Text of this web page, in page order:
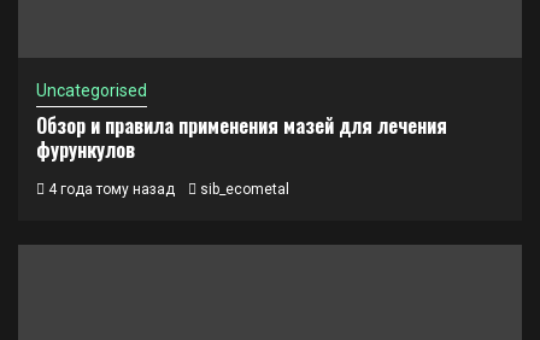
Uncategorised
Обзор и правила применения мазей для лечения
фурункулов
4 года тому назад sib_ecometal